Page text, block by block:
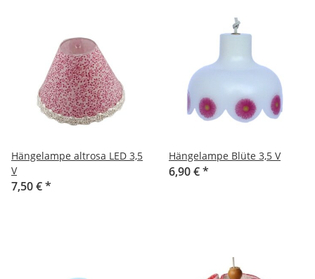
Hängelampe altrosa LED 3,5
V
7,50 €*
Hängelampe Blüte 3,5 V
6,90 €*